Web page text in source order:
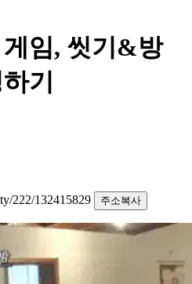
임, 씻기&방
기
222/132415829
주소복사